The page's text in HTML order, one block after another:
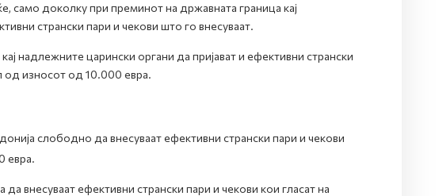
само доколку при преминот на државната граница кај
странски пари и чекови што го внесуваат.
надлежните царински органи да пријават и ефективни странски
од износот од 10.000 евра.
слободно да внесуваат ефективни странски пари и чекови
евра.
внесуваат ефективни странски пари и чекови кои гласат на